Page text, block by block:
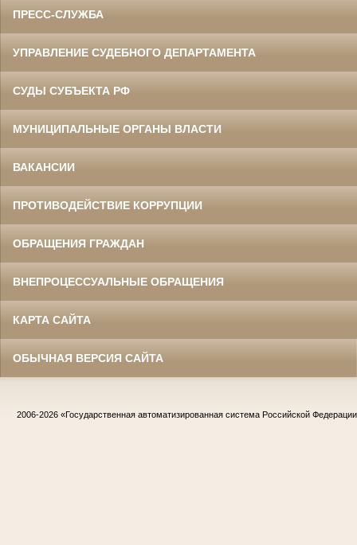
ПРЕСС-СЛУЖБА
УПРАВЛЕНИЕ СУДЕБНОГО ДЕПАРТАМЕНТА
СУДЫ СУБЪЕКТА РФ
МУНИЦИПАЛЬНЫЕ ОРГАНЫ ВЛАСТИ
ВАКАНСИИ
ПРОТИВОДЕЙСТВИЕ КОРРУПЦИИ
ОБРАЩЕНИЯ ГРАЖДАН
ВНЕПРОЦЕССУАЛЬНЫЕ ОБРАЩЕНИЯ
КАРТА САЙТА
ОБЫЧНАЯ ВЕРСИЯ САЙТА
2006-2026 «Государственная автоматизированная система Российской